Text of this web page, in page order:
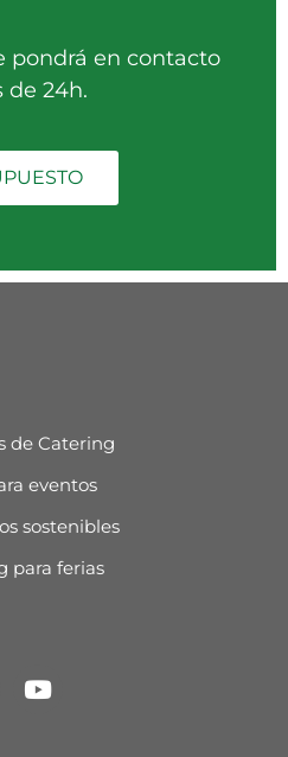
pondrá en contacto
de 24h.
de Catering
eventos
sostenibles
para ferias